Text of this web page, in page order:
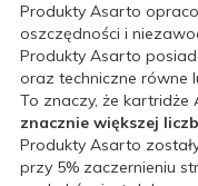
Produkty Asarto
oszczędności i
Produkty Asarto
oraz techniczne równe
To znaczy, że kartridże
znacznie większej
Produkty Asarto
przy 5% zaczernieniu